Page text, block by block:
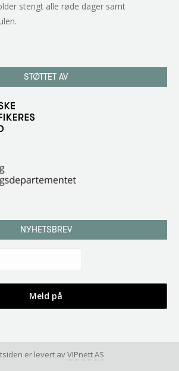
stengt alle røde dager samt
STØTTET AV
NYHETSBREV
er levert avVIPnett AS